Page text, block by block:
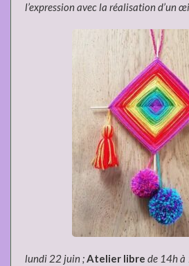
l’expression avec la réalisation d’un
lundi 22 juin ;Atelier libre de 14h à